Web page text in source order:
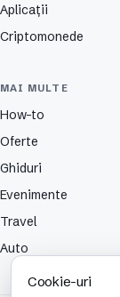
Aplicații
Criptomonede
MAI MULTE
How-to
Oferte
Ghiduri
Evenimente
Travel
Auto
Cookie-uri